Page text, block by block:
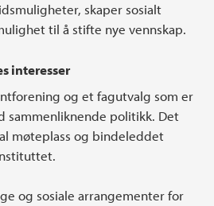
skaper sosialt
til å stifte nye vennskap.
interesser
og et fagutvalg som er
sammenliknende politikk. Det
møteplass og bindeleddet
og sosiale arrangementer for